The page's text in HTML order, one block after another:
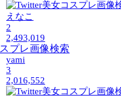
えなこ
2
2,493,019
yami
3
2,016,552